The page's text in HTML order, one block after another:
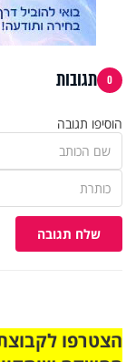
0 תגובות
הוסיפו תגובה
שלח תגובה